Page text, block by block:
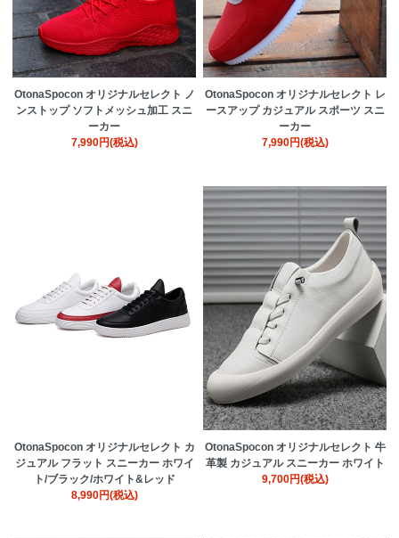
OtonaSpocon オリジナルセレクト ノ
ンストップ ソフトメッシュ加工 スニ
ーカー
7,990円(税込)
OtonaSpocon オリジナルセレクト レ
ースアップ カジュアル スポーツ スニ
ーカー
7,990円(税込)
OtonaSpocon オリジナルセレクト カ
ジュアル フラット スニーカー ホワイ
ト/ブラック/ホワイト&レッド
8,990円(税込)
OtonaSpocon オリジナルセレクト 牛
革製 カジュアル スニーカー ホワイト
9,700円(税込)